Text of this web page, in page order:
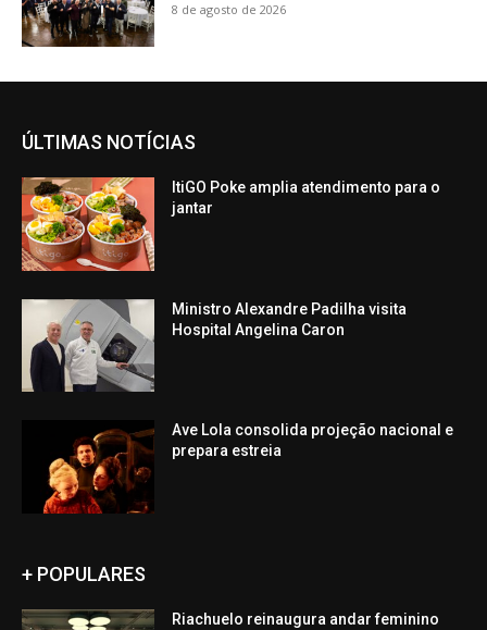
8 de agosto de 2026
ÚLTIMAS NOTÍCIAS
ItiGO Poke amplia atendimento para o
jantar
Ministro Alexandre Padilha visita
Hospital Angelina Caron
Ave Lola consolida projeção nacional e
prepara estreia
+ POPULARES
Riachuelo reinaugura andar feminino